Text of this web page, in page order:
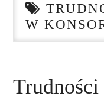
KALENDARIUM
WSPÓŁPRACA
W
Trudności